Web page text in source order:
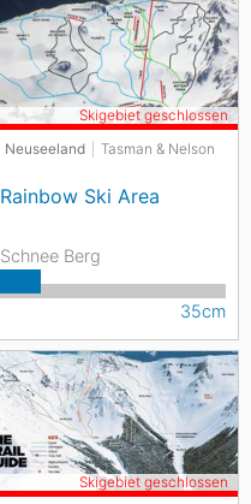
Neuseeland Tasman & Nelson
Rainbow Ski Area
Skigebiet geschlossen
Schnee Berg
35cm
Skigebiet geschlossen